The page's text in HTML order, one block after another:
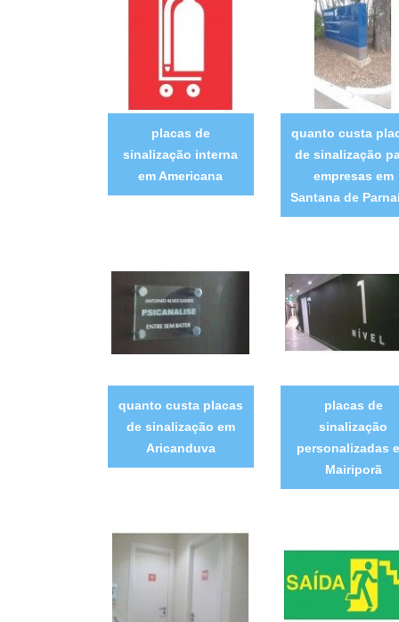
placas de
sinalização interna
em Americana
quanto custa
de sinalização
empresas em
Santana de
quanto custa placas
de sinalização em
Aricanduva
placas de
sinalização
personalizadas
Mairiporã